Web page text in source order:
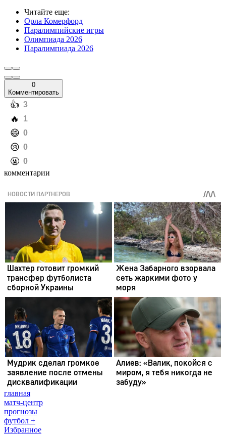
Читайте еще:
Орла Комерфорд
Паралимпийские игры
Олимпиада 2026
Паралимпиада 2026
0
Комментировать
️👍 3
️🔥 1
️😄 0
️😢 0
️🤬 0
комментарии
главная
матч-центр
прогнозы
футбол +
Избранное